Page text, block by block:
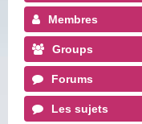
Membres
Groups
Forums
Les sujets